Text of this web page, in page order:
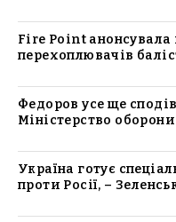
Fire Point анонсувала
перехоплювачів
Федоров усе ще
Міністерство оборони
Україна готує
проти Росії, –